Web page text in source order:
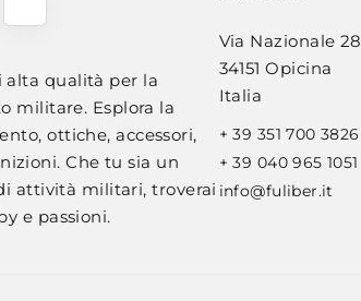
qualità per la
militare. Esplora la
ottiche, accessori,
Che tu sia un
attività militari, troverai
e passioni.
Via Nazionale 28
34151 Opicina
Italia
+ 39 351 700 3826
+ 39 040 965 1051
info@fuliber.it